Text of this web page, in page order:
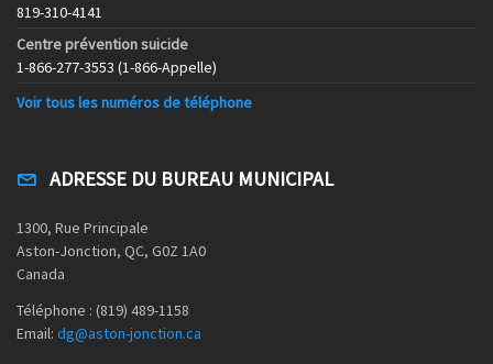
819-310-4141
Centre prévention suicide
1-866-277-3553 (1-866-Appelle)
Voir tous les numéros de téléphone
ADRESSE DU BUREAU MUNICIPAL
1300, Rue Principale
Aston-Jonction, QC, G0Z 1A0
Canada
Téléphone : (819) 489-1158
Email: dg@aston-jonction.ca